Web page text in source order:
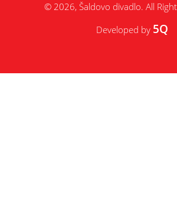
© 2026, Šaldovo divadlo. All
Developed by 5Q